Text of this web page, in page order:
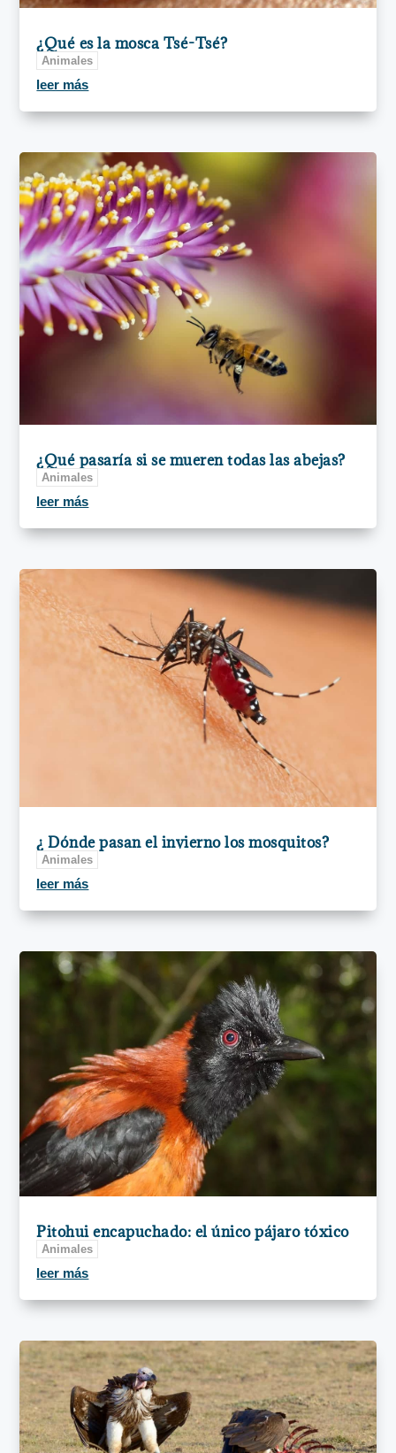
¿Qué es la mosca Tsé-Tsé?
Animales
leer más
¿Qué pasaría si se mueren todas las abejas?
Animales
leer más
¿ Dónde pasan el invierno los mosquitos?
Animales
leer más
Pitohui encapuchado: el único pájaro tóxico
Animales
leer más